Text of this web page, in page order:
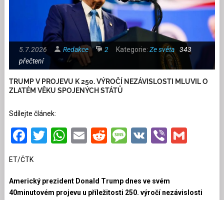
5.7.2026 Redakce 2 Kategorie: Ze světa
343
přečtení
TRUMP V PROJEVU K 250. VÝROČÍ NEZÁVISLOSTI MLUVIL O
ZLATÉM VĚKU SPOJENÝCH STÁTŮ
Sdílejte článek:
Facebook
Twitter
WhatsApp
EmailRedditMessage
VKViber
ET/ČTK
Americký prezident Donald Trump dnes ve svém
40minutovém projevu u příležitosti 250. výročí nezávislosti